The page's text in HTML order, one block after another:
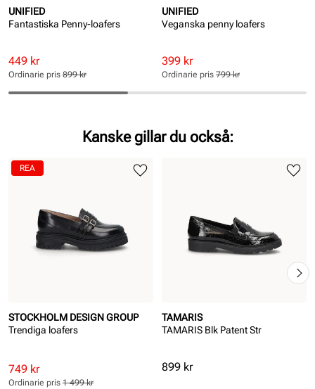
UNIFIED
Fantastiska Penny-loafers
Rabatterat
pris
Pris
449 kr
Ordinarie
pris
Pris
Ordinarie pris 899 kr
UNIFIED
Veganska penny loafers
Rabatterat
pris
Pris
399 kr
Ordinarie
pris
Pris
Ordinarie pris 799 kr
Kanske gillar du också:
STOCKHOLM DESIGN GROUP
Trendiga loafers
Rabatterat
pris
749 kr
Ordinarie
pris
Ordinarie pris 1 499 kr
REA
TAMARIS
TAMARIS Blk Patent Str
Pris
899 kr